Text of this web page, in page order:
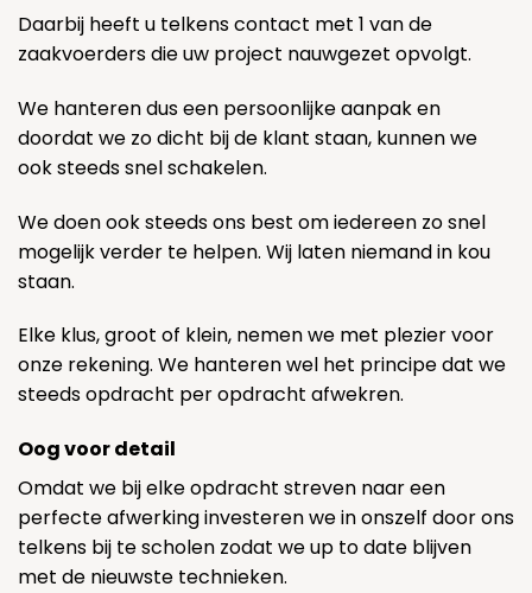
Daarbij heeft u telkens contact met 1 van de
zaakvoerders die uw project nauwgezet opvolgt.
We hanteren dus een persoonlijke aanpak en
doordat we zo dicht bij de klant staan, kunnen we
ook steeds snel schakelen.
We doen ook steeds ons best om iedereen zo snel
mogelijk verder te helpen. Wij laten niemand in kou
staan.
Elke klus, groot of klein, nemen we met plezier voor
onze rekening. We hanteren wel het principe dat we
steeds opdracht per opdracht afwekren.
Oog voor detail
Omdat we bij elke opdracht streven naar een
perfecte afwerking investeren we in onszelf door ons
telkens bij te scholen zodat we up to date blijven
met de nieuwste technieken.